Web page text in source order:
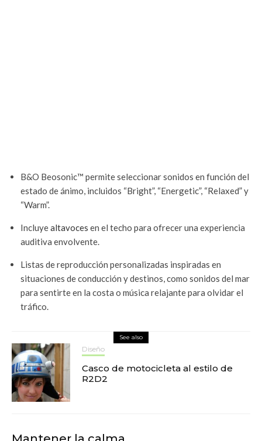
B&O Beosonic™ permite seleccionar sonidos en función del
estado de ánimo, incluidos “Bright”, “Energetic”, “Relaxed” y
“Warm”.
Incluyealtavoces en el techo para ofrecer una experiencia
auditiva envolvente.
Listas de reproducción personalizadas inspiradas en
situaciones de conducción y destinos, como sonidos del mar
para sentirte en la costa o música relajante para olvidar el
tráfico.
See also
Diseño
Casco de motocicleta al estilo de
R2D2